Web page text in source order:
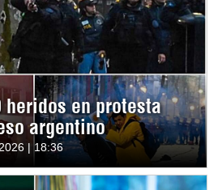
en protesta
argentino
| 18:36